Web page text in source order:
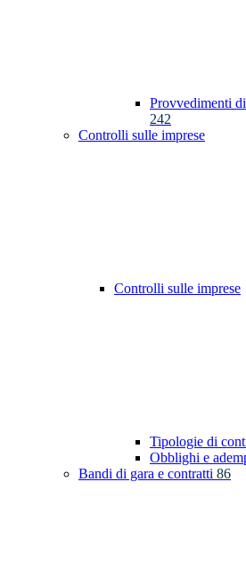
Provvedimenti
242
Controlli sulle imprese
Controlli sulle imprese
Tipologie di
Obblighi e
Bandi di gara e contratti 86